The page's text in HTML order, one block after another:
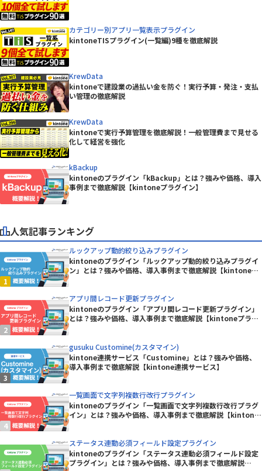
カテゴリー別アプリ一覧表示プラグイン
kintoneTISプラグイン(一覧編)9種を徹底解説
KrewData
kintoneで建設業の過払い金を防ぐ！実行予算・発注・支払
い管理の徹底解説
KrewData
kintoneで実行予算管理を徹底解説！一般管理費まで見せる
化して経営を強化
kBackup
kintoneのプラグイン「kBackup」とは？強みや価格、導入
事例まで徹底解説【kintoneプラグイン】
人気記事ランキング
ルックアップ動的絞り込みプラグイン
kintoneのプラグイン「ルックアップ動的絞り込みプラグイ
ン」とは？強みや価格、導入事例まで徹底解説【kintoneプ
アプリ間レコード更新プラグイン
kintoneのプラグイン「アプリ間レコード更新プラグイン」
とは？強みや価格、導入事例まで徹底解説【kintoneプラグ
gusuku Customine(カスタマイン)
kintone連携サービス「Customine」とは？強みや価格、
導入事例まで徹底解説【kintone連携サービス】
一覧画面で文字列複数行改行プラグイン
kintoneのプラグイン「一覧画面で文字列複数行改行プラグ
イン」とは？強みや価格、導入事例まで徹底解説【kintone
ステータス連動必須フィールド設定プラグイン
kintoneのプラグイン「ステータス連動必須フィールド設定
プラグイン」とは？強みや価格、導入事例まで徹底解説